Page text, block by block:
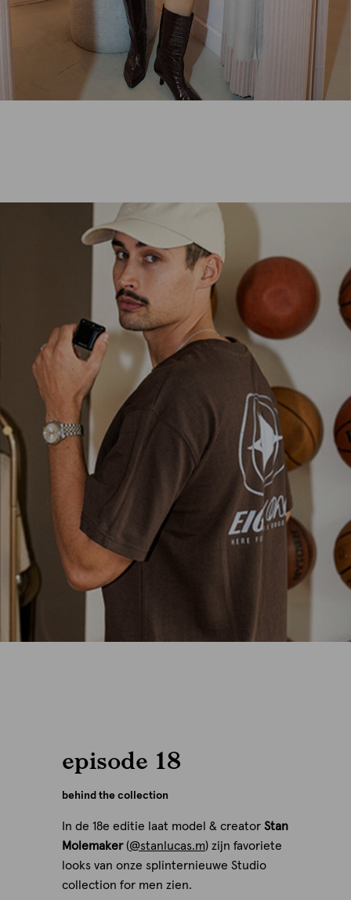
episode 18
behind the collection
In de 18e editie laat model & creator Stan
Molemaker(@stanlucas.m) zijn favoriete
looks van onze splinternieuwe Studio
collection for men zien.